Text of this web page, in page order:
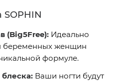
(Big5Free): Идеально
беременных женщин
формуле.
Ваши ногти будут